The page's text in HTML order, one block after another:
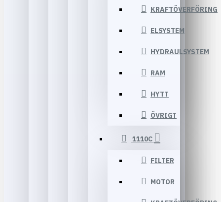
KRAFTÖVERFÖRING
ELSYSTEM
HYDRAULSYSTEM
RAM
HYTT
ÖVRIGT
1110C
FILTER
MOTOR